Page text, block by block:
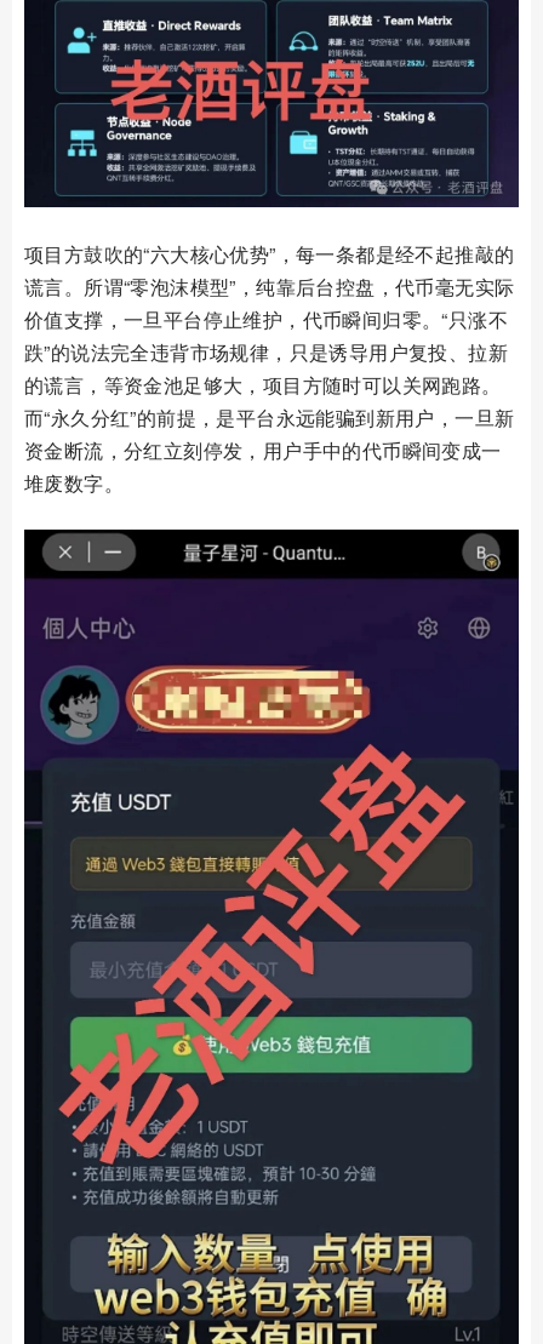
项目方鼓吹的“六大核心优势”，每一条都是经不起推敲的
谎言。所谓“零泡沫模型”，纯靠后台控盘，代币毫无实际
价值支撑，一旦平台停止维护，代币瞬间归零。“只涨不
跌”的说法完全违背市场规律，只是诱导用户复投、拉新
的谎言，等资金池足够大，项目方随时可以关网跑路。
而“永久分红”的前提，是平台永远能骗到新用户，一旦新
资金断流，分红立刻停发，用户手中的代币瞬间变成一
堆废数字。